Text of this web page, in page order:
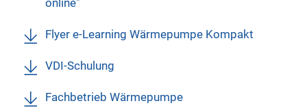
online"
Flyer e-Learning Wärmepumpe Kompakt
VDI-Schulung
Fachbetrieb Wärmepumpe